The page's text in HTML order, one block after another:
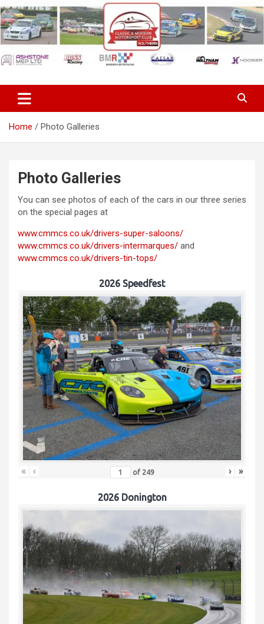
Skip
to
content
Classic & Modern Motorsport
Club Southern
Home Photo Galleries
Photo Galleries
You can see photos of each of the cars in our three series
on the special pages at
www.cmmcs.co.uk/drivers-super-saloons/
www.cmmcs.co.uk/drivers-intermarques/ and
www.cmmcs.co.uk/drivers-tin-tops/
2026 Speedfest
« ‹ of 249 › »
2026 Donington